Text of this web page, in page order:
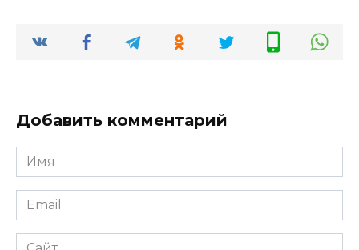
Добавить комментарий
Имя
*
Email
*
Сайт